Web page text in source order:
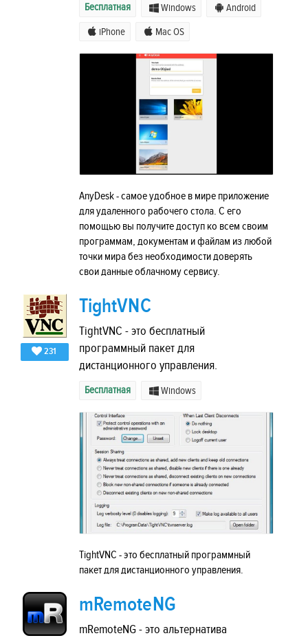
Бесплатная Windows Android
iPhone Mac OS
AnyDesk - самое удобное в мире приложение
для удаленного рабочего стола. С его
помощью вы получите доступ ко всем своим
программам, документам и файлам из любой
точки мира без необходимости доверять
свои данные облачному сервису.
231
TightVNC
TightVNC - это бесплатный
программный пакет для
дистанционного управления.
Бесплатная Windows
TightVNC - это бесплатный программный
пакет для дистанционного управления.
mRemoteNG
mRemoteNG - это альтернатива